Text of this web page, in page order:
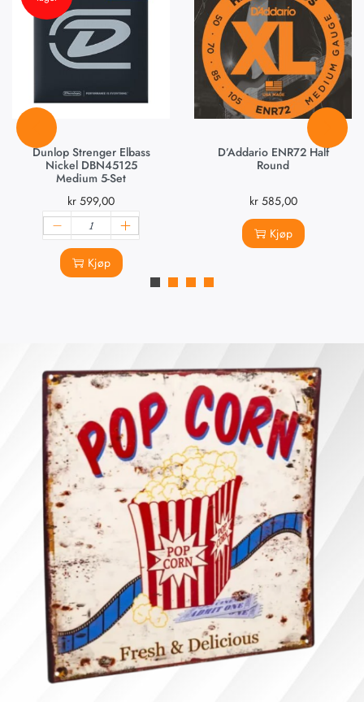
Dunlop Strenger Elbass
Nickel DBN45125
Medium 5-Set
kr 599,00
Kjøp
D’Addario ENR72 Half
Round
kr585,00
Kjøp